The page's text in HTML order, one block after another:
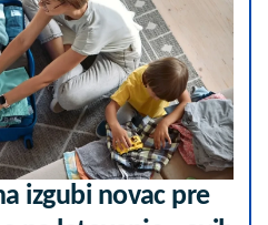
izgubi novac pre